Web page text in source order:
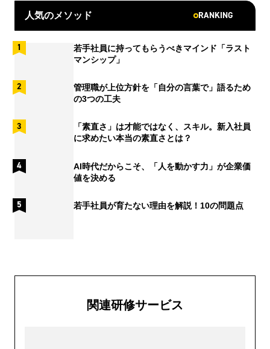
人気のメソッド RANKING
若手社員に持ってもらうべきマインド「ラスト
マンシップ」
管理職が上位方針を「自分の言葉で」語るため
の3つの工夫
「素直さ」は才能ではなく、スキル。新入社員
に求めたい本当の素直さとは？
AI時代だからこそ、「人を動かす力」が企業価
値を決める
若手社員が育たない理由を解説！10の問題点
関連研修サービス